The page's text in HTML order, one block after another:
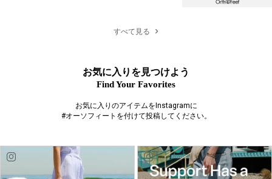
すべて見る
お気に入りを見つけよう
Find Your Favorites
お気に入りのアイテムをInstagramに
#オーソフィートを付けて投稿してください。